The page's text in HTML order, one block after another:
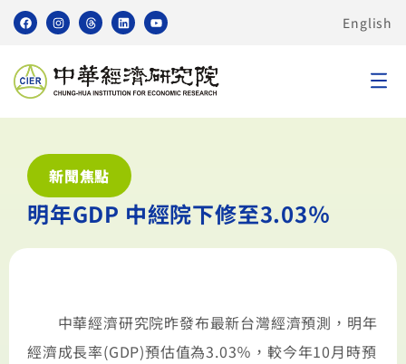
English
新聞焦點
明年GDP 中經院下修至3.03％
中華經濟研究院昨發布最新台灣經濟預測，明年
經濟成長率(GDP)預估值為3.03％，較今年10月時預